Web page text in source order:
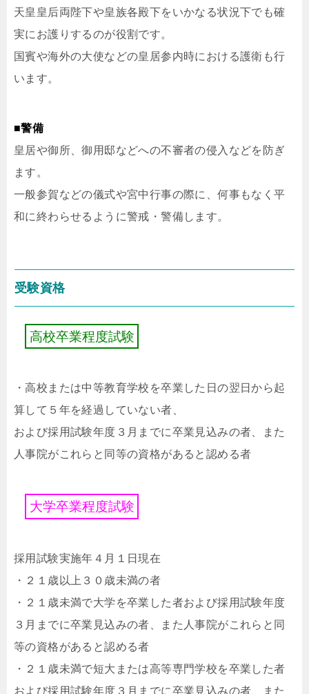
天皇皇后両陛下や皇族各殿下をいかなる状況下でも確
実にお護りするのが役割です。
国賓や海外の大使などの皇居参内時における護衛も行
います。
■警備
皇居や御所、御用邸などへの不審者の侵入などを防ぎ
ます。
一般参賀などの儀式や宮中行事の際に、何事もなく平
和に終わらせるように警戒・警備します。
受験資格
高校卒業程度試験
・高校または中等教育学校を卒業した日の翌日から起
算して５年を経過していない者、
および採用試験年度３月までに卒業見込みの者、また
人事院がこれらと同等の資格があると認める者
大学卒業程度試験
採用試験実施年４月１日現在
・２１歳以上３０歳未満の者
・２１歳未満で大学を卒業した者および採用試験年度
３月までに卒業見込みの者、また人事院がこれらと同
等の資格があると認める者
・２１歳未満で短大または高等専門学校を卒業した者
および採用試験年度３月までに卒業見込みの者、また